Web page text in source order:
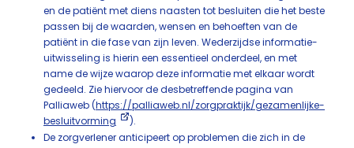
en de patiënt met diens naasten tot besluiten die het beste
passen bij de waarden, wensen en behoeften van de
patiënt in die fase van zijn leven. Wederzijdse informatie-
uitwisseling is hierin een essentieel onderdeel, en met
name de wijze waarop deze informatie met elkaar wordt
gedeeld. Zie hiervoor de desbetreffende pagina van
Palliaweb (https://palliaweb.nl/zorgpraktijk/gezamenlijke-
besluitvorming
).
De zorgverlener anticipeert op problemen die zich in de